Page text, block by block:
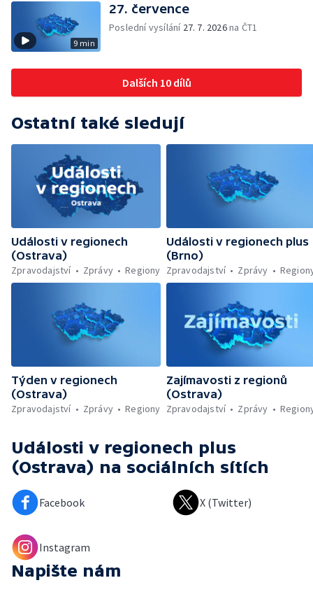
9 min
27. července
Poslední vysílání 27. 7. 2026na ČT1
Dalších 10 dílů
Ostatní také sledují
Události v regionech
(Ostrava)
Zpravodajství
Zprávy Regiony
Události v regionech plus
(Brno)
Zpravodajství
Zprávy
Týden v regionech
(Ostrava)
Zpravodajství
Zprávy Regiony
Zajímavosti z regionů
(Ostrava)
Zpravodajství
Zprávy
Události v regionech plus
(Ostrava) na sociálních sítích
Facebook X (Twitter)
Instagram
Napište nám